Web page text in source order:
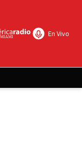
En Vivo